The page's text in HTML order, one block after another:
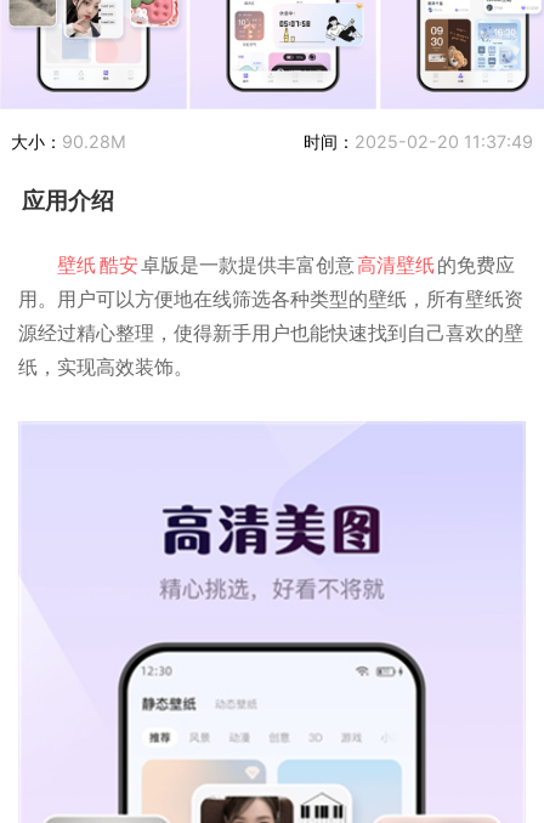
大小： 90.28M 时间： 2025-02-20 11:37:49
应用介绍
壁纸 酷安卓版是一款提供丰富创意高清壁纸的免费应
用。用户可以方便地在线筛选各种类型的壁纸，所有壁纸资
源经过精心整理，使得新手用户也能快速找到自己喜欢的壁
纸，实现高效装饰。